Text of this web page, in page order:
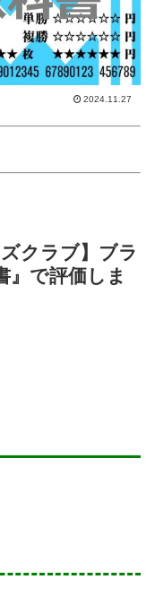
2024.11.27
クラブ】ブラ
』で評価しま